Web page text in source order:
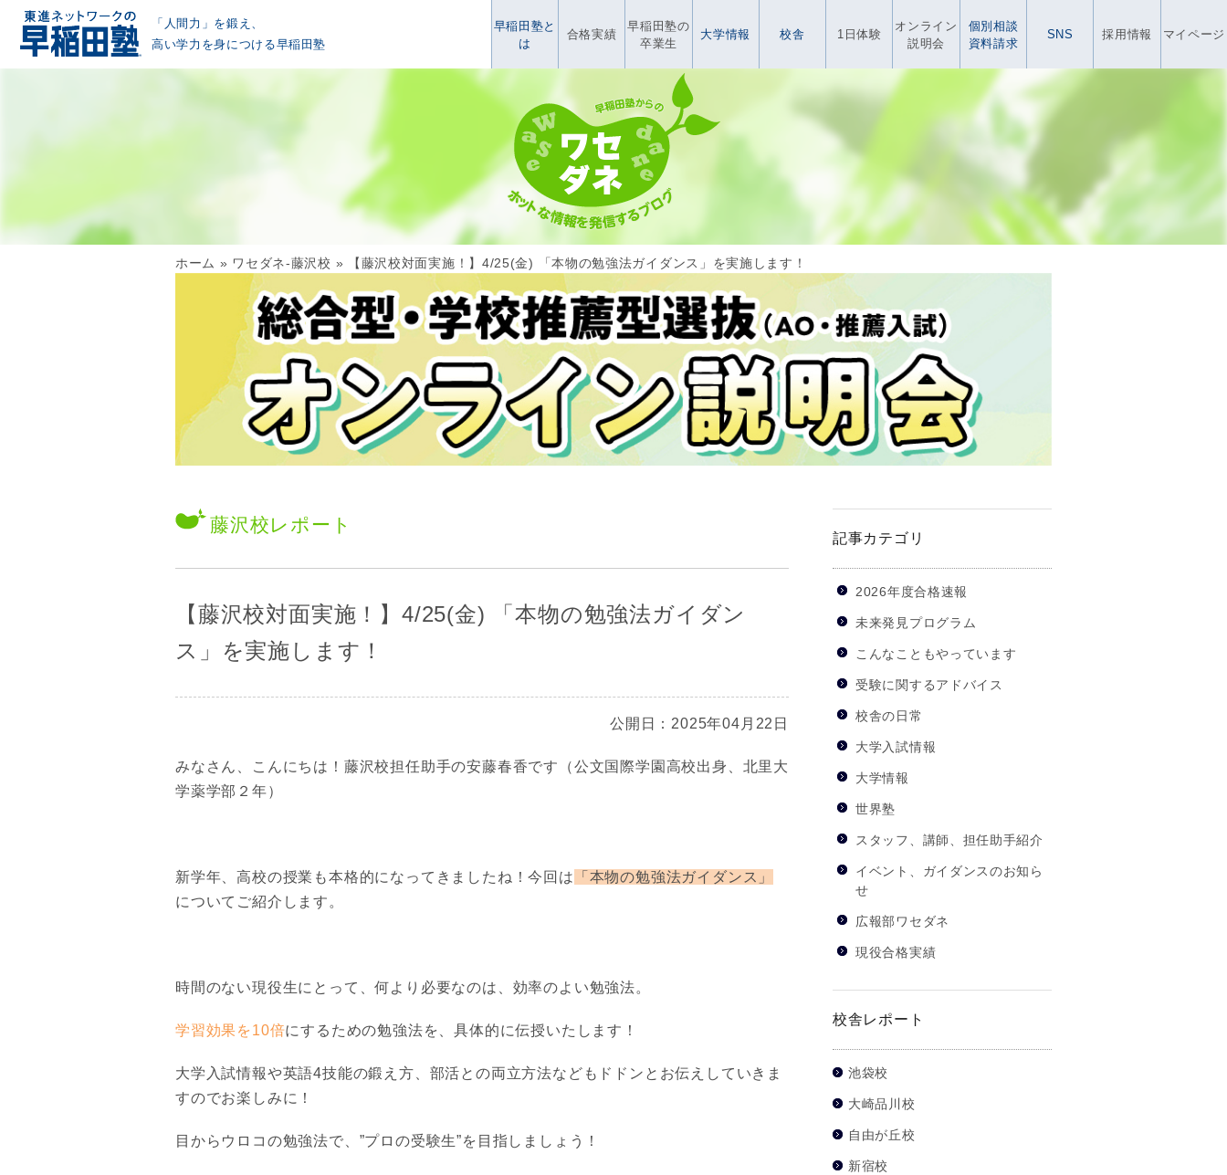
「人間力」を鍛え、
高い学力を身につける早稲田塾
早稲田塾と
は
合格実績
早稲田塾の
卒業生
大学情報 校舎 1日体験
オンライン
説明会
個別相談
資料請求
SNS 採用情報 マイページ
ホーム » ワセダネ-藤沢校 » 【藤沢校対面実施！】4/25(金) 「本物の勉強法ガイダンス」を実施します！
藤沢校レポート
【藤沢校対面実施！】4/25(金) 「本物の勉強法ガイダン
ス」を実施します！
公開日：2025年04月22日
みなさん、こんにちは！藤沢校担任助手の安藤春香です（公文国際学園高校出身、北里大
学薬学部２年）
新学年、高校の授業も本格的になってきましたね！今回は
「本物の勉強法ガイダンス」
についてご紹介します。
時間のない現役生にとって、何より必要なのは、効率のよい勉強法。
学習効果を10倍にするための勉強法を、具体的に伝授いたします！
大学入試情報や英語4技能の鍛え方、部活との両立方法などもドドンとお伝えしていきま
すのでお楽しみに！
目からウロコの勉強法で、”プロの受験生”を目指しましょう！
記事カテゴリ
2026年度合格速報
未来発見プログラム
こんなこともやっています
受験に関するアドバイス
校舎の日常
大学入試情報
大学情報
世界塾
スタッフ、講師、担任助手紹介
イベント、ガイダンスのお知ら
せ
広報部ワセダネ
現役合格実績
校舎レポート
池袋校
大崎品川校
自由が丘校
新宿校